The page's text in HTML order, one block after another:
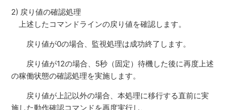
2) 戻り値の確認処理
上述したコマンドラインの戻り値を確認します。
戻り値が0の場合、監視処理は成功終了します。
戻り値が12の場合、5秒（固定）待機した後に再度上述
の稼働状態の確認処理を実施します。
戻り値が上記以外の場合、本処理に移行する直前に実
施した動作確認コマンドを再度実行し、